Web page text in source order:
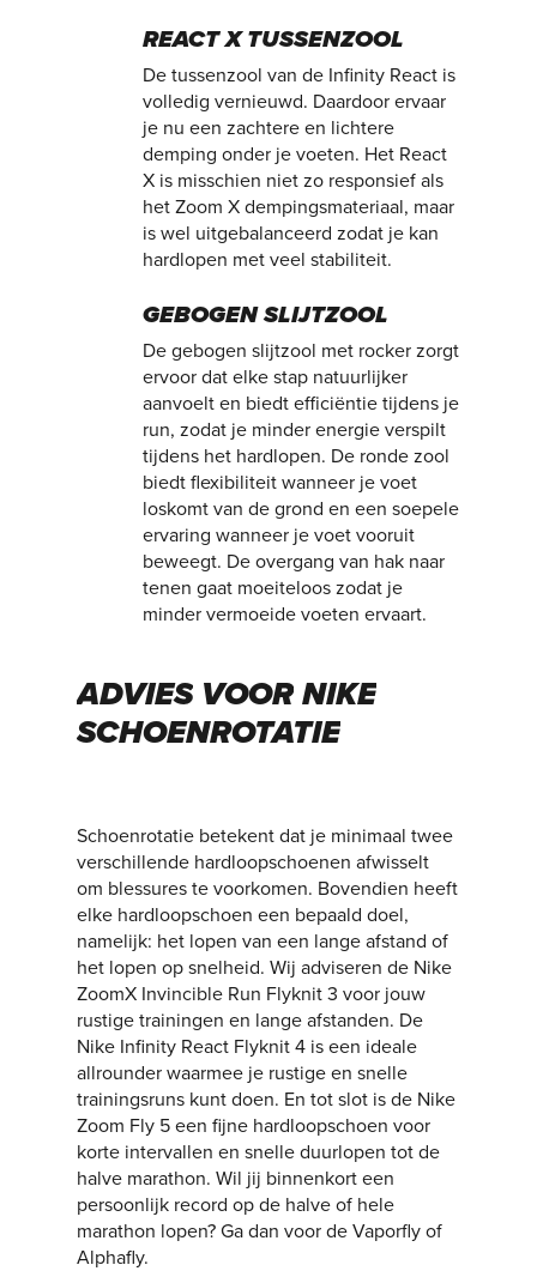
REACT X TUSSENZOOL
De tussenzool van de Infinity React is
volledig vernieuwd. Daardoor ervaar
je nu een zachtere en lichtere
demping onder je voeten. Het React
X is misschien niet zo responsief als
het Zoom X dempingsmateriaal, maar
is wel uitgebalanceerd zodat je kan
hardlopen met veel stabiliteit.
GEBOGEN SLIJTZOOL
De gebogen slijtzool met rocker zorgt
ervoor dat elke stap natuurlijker
aanvoelt en biedt efficiëntie tijdens je
run, zodat je minder energie verspilt
tijdens het hardlopen. De ronde zool
biedt flexibiliteit wanneer je voet
loskomt van de grond en een soepele
ervaring wanneer je voet vooruit
beweegt. De overgang van hak naar
tenen gaat moeiteloos zodat je
minder vermoeide voeten ervaart.
ADVIES VOOR NIKE
SCHOENROTATIE
Schoenrotatie betekent dat je minimaal twee
verschillende hardloopschoenen afwisselt
om blessures te voorkomen. Bovendien heeft
elke hardloopschoen een bepaald doel,
namelijk: het lopen van een lange afstand of
het lopen op snelheid. Wij adviseren de Nike
ZoomX Invincible Run Flyknit 3 voor jouw
rustige trainingen en lange afstanden. De
Nike Infinity React Flyknit 4 is een ideale
allrounder waarmee je rustige en snelle
trainingsruns kunt doen. En tot slot is de Nike
Zoom Fly 5 een fijne hardloopschoen voor
korte intervallen en snelle duurlopen tot de
halve marathon. Wil jij binnenkort een
persoonlijk record op de halve of hele
marathon lopen? Ga dan voor de Vaporfly of
Alphafly.